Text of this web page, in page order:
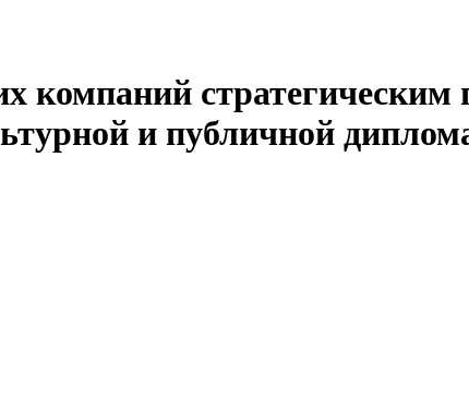
компаний стратегическим
и публичной